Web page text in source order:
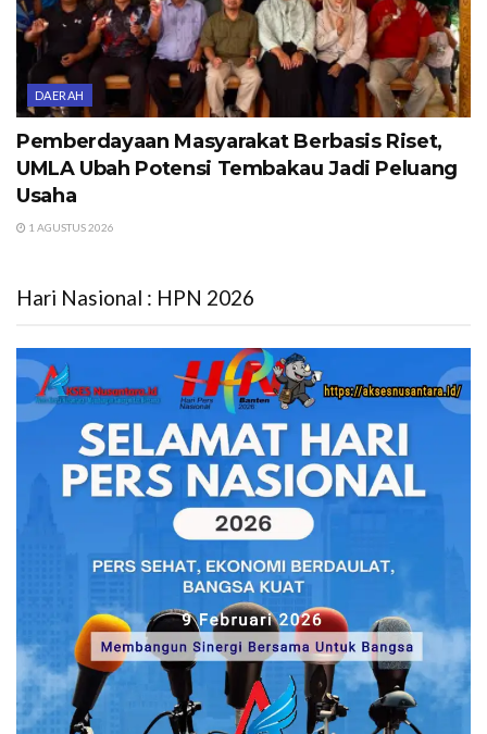
DAERAH
Pemberdayaan Masyarakat Berbasis Riset,
UMLA Ubah Potensi Tembakau Jadi Peluang
Usaha
1 AGUSTUS 2026
Hari Nasional : HPN 2026